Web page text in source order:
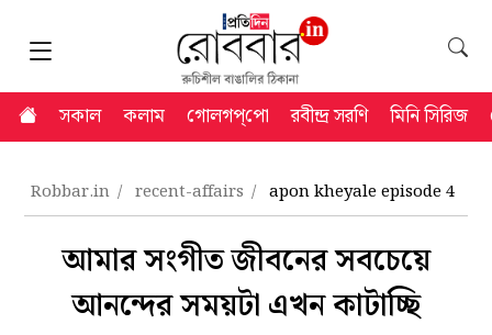
সকাল কলাম গোলগপ্‌পো রবীন্দ্র সরণি মিনি সিরিজ
Robbar.in recent-affairs apon kheyale episode 4
আমার সংগীত জীবনের সবচেয়ে
আনন্দের সময়টা এখন কাটাচ্ছি